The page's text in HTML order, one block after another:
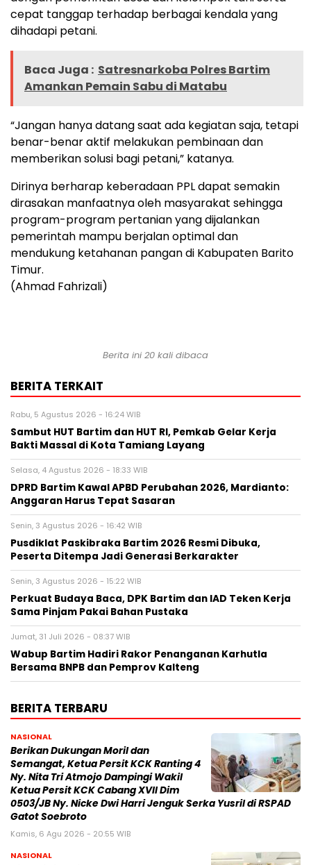
cepat tanggap terhadap berbagai kendala yang
dihadapi petani.
Baca Juga : Satresnarkoba Polres Bartim
Amankan Pemain Sabu di Matabu
“Jangan hanya datang saat ada kegiatan saja, tetapi
benar-benar aktif melakukan pembinaan dan
memberikan solusi bagi petani,” katanya.
Dirinya berharap keberadaan PPL dapat semakin
dirasakan manfaatnya oleh masyarakat sehingga
program-program pertanian yang dijalankan
pemerintah mampu berjalan optimal dan
mendukung ketahanan pangan di Kabupaten Barito
Timur.
(Ahmad Fahrizali)
Berita ini 20 kali dibaca
BERITA TERKAIT
Rabu, 5 Agustus 2026 - 16:24 WIB
Sambut HUT Bartim dan HUT RI, Pemkab Gelar Kerja
Bakti Massal di Kota Tamiang Layang
Selasa, 4 Agustus 2026 - 18:33 WIB
DPRD Bartim Kawal APBD Perubahan 2026, Mardianto:
Anggaran Harus Tepat Sasaran
Senin, 3 Agustus 2026 - 16:42 WIB
Pusdiklat Paskibraka Bartim 2026 Resmi Dibuka,
Peserta Ditempa Jadi Generasi Berkarakter
Senin, 3 Agustus 2026 - 15:22 WIB
Perkuat Budaya Baca, DPK Bartim dan IAD Teken Kerja
Sama Pinjam Pakai Bahan Pustaka
Jumat, 31 Juli 2026 - 08:37 WIB
Wabup Bartim Hadiri Rakor Penanganan Karhutla
Bersama BNPB dan Pemprov Kalteng
BERITA TERBARU
NASIONAL
Berikan Dukungan Moril dan
Semangat, Ketua Persit KCK Ranting 4
Ny. Nita Tri Atmojo Dampingi Wakil
Ketua Persit KCK Cabang XVII Dim
0503/JB Ny. Nicke Dwi Harri Jenguk Serka Yusril di RSPAD
Gatot Soebroto
Kamis, 6 Agu 2026 - 20:55 WIB
NASIONAL